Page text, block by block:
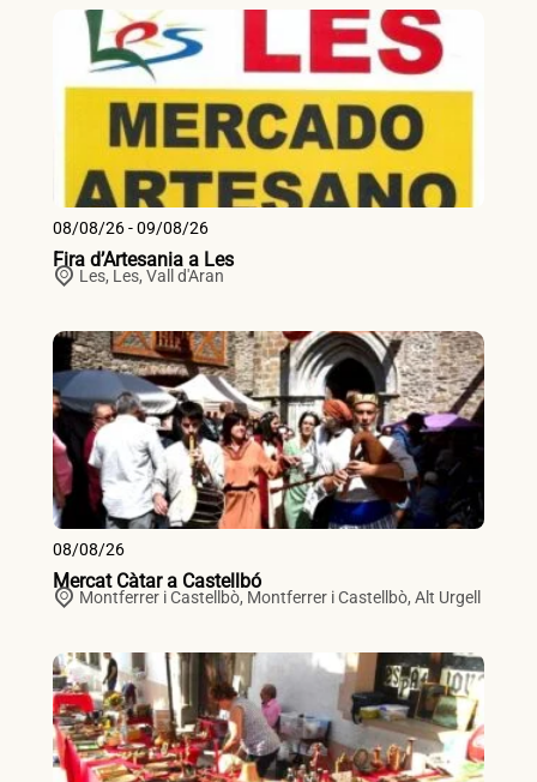
08/08/26 - 09/08/26
Fira d’Artesania a Les
Les, Les, Vall d'Aran
08/08/26
Mercat Càtar a Castellbó
Montferrer i Castellbò, Montferrer i Castellbò, Alt Urgell